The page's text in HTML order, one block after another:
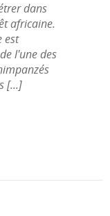
dans
africaine.
est
l'une des
[...]